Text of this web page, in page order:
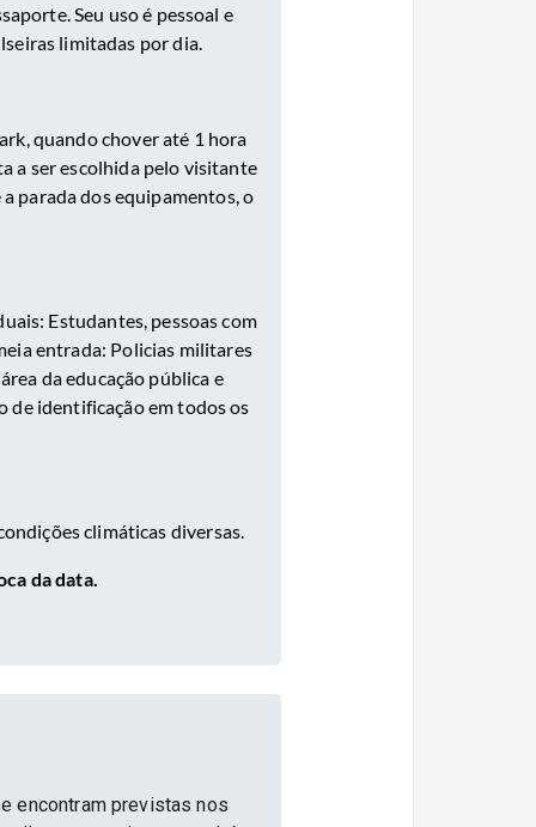
Seu uso é pessoal e
limitadas por dia.
quando chover até 1 hora
a ser escolhida pelo visitante
parada dos equipamentos, o
Estudantes, pessoas com
entrada: Policias militares
da educação pública e
de identificação em todos os
climáticas diversas.
da data.
encontram previstas nos